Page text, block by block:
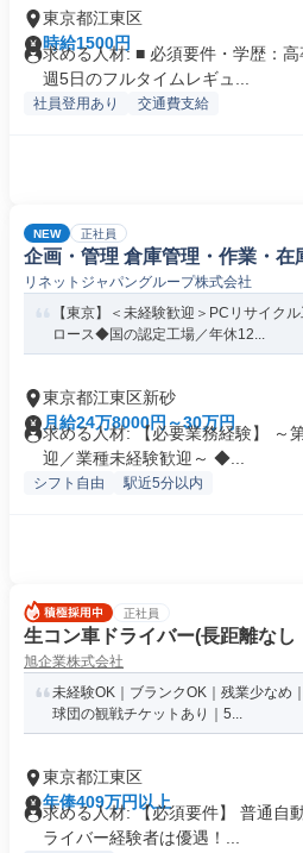
東京都江東区
時給1500円
求める人材: ■ 必須要件・学歴：
週5日のフルタイムレギュ...
社員登用あり 交通費支給
NEW 正社員
企画・管理 倉庫管理・作業・在
リネットジャパングループ株式会社
【東京】＜未経験歓迎＞PCリサイク
ロース◆国の認定工場／年休12...
東京都江東区新砂
月給24万8000円～30万円
求める人材: 【必要業務経験】 ～
迎／業種未経験歓迎～ ◆...
シフト自由 駅近5分以内
正社員
生コン車ドライバー(長距離なし
旭企業株式会社
未経験OK｜ブランクOK｜残業少なめ
球団の観戦チケットあり｜5...
東京都江東区
年俸409万円以上
求める人材: 【必須要件】 普通自
ライバー経験者は優遇！...